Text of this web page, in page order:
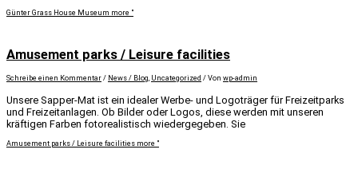
Günter Grass House Museum more "
Amusement parks / Leisure facilities
Schreibe einen Kommentar / News / Blog Uncategorized / Von wp-admin
Unsere Sapper-Mat ist ein idealer Werbe- und Logoträger für Freizeitparks
und Freizeitanlagen. Ob Bilder oder Logos, diese werden mit unseren
kräftigen Farben fotorealistisch wiedergegeben. Sie
Amusement parks / Leisure facilities more "